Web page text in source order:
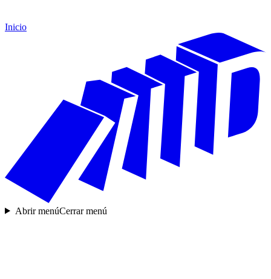
Inicio
Abrir menúCerrar menú